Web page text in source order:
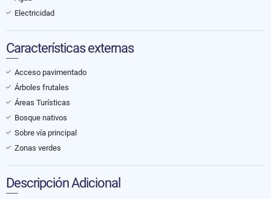
Electricidad
Características externas
Acceso pavimentado
Árboles frutales
Áreas Turísticas
Bosque nativos
Sobre vía principal
Zonas verdes
Descripción Adicional